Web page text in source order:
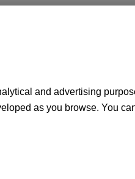
Registro Mercantil de
especial con el número
and advertising
as you browse. You